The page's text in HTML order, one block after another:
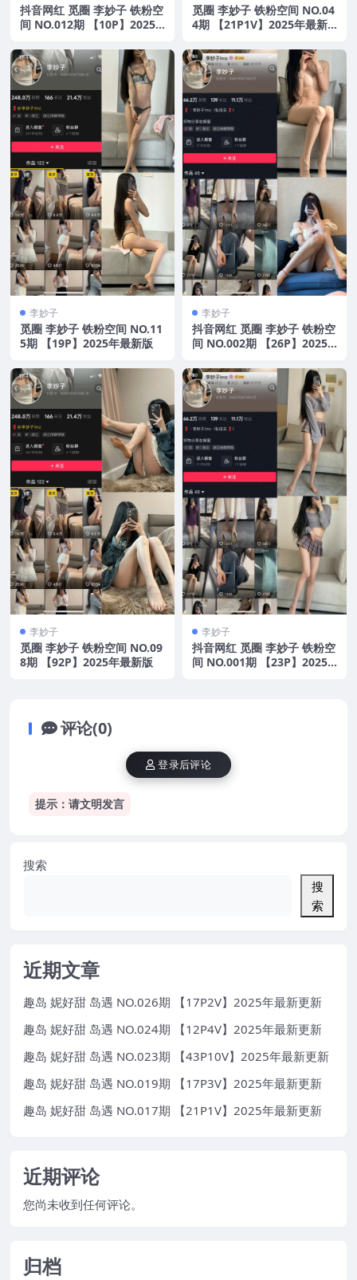
抖音网红 觅圈 李妙子 铁粉空
间 NO.012期 【10P】2025
觅圈 李妙子 铁粉空间 NO.04
4期 【21P1V】2025年最新
李妙子
觅圈 李妙子 铁粉空间 NO.11
5期 【19P】2025年最新版
李妙子
抖音网红 觅圈 李妙子 铁粉空
间 NO.002期 【26P】2025
李妙子
觅圈 李妙子 铁粉空间 NO.09
8期 【92P】2025年最新版
李妙子
抖音网红 觅圈 李妙子 铁粉空
间 NO.001期 【23P】2025
评论(0)
提示：请文明发言
登录后评论
搜索
搜
索
近期文章
趣岛 妮好甜 岛遇 NO.026期 【17P2V】2025年最新更新
趣岛 妮好甜 岛遇 NO.024期 【12P4V】2025年最新更新
趣岛 妮好甜 岛遇 NO.023期 【43P10V】2025年最新更新
趣岛 妮好甜 岛遇 NO.019期 【17P3V】2025年最新更新
趣岛 妮好甜 岛遇 NO.017期 【21P1V】2025年最新更新
近期评论
您尚未收到任何评论。
归档